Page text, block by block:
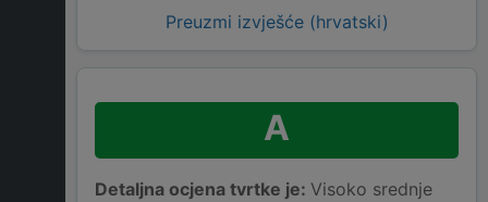
Preuzmi izvješće (hrvatski)
A
Detaljna ocjena tvrtke je: Visoko srednje